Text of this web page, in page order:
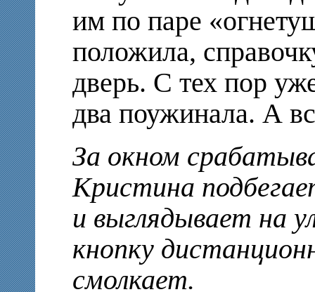
им по паре
положила,
дверь. С тех пор
два поужинала. А
За окном
Кристина
и выглядывает на
кнопку
смолкает.